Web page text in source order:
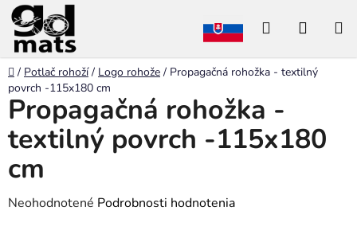
Prejsť
na
obsah
Hľadať
Domov
/ Potlač rohoží / Logo rohože / Propagačná rohožka - textilný
povrch -115x180 cm
Propagačná rohožka -
textilný povrch -115x180
cm
Priemerné
Neohodnotené Podrobnosti hodnotenia